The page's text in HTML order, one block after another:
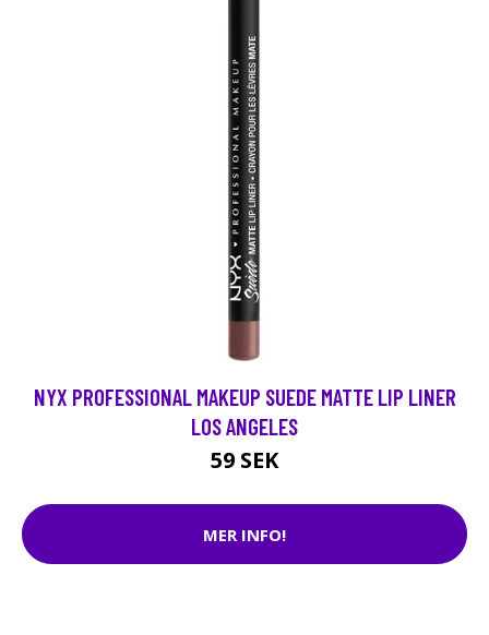
NYX PROFESSIONAL MAKEUP SUEDE MATTE LIP LINER
LOS ANGELES
59 SEK
MER INFO!